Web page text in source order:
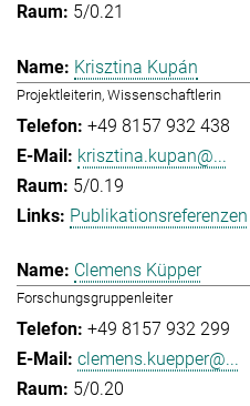
5/0.21
Krisztina Kupán
Projektleiterin, Wissenschaftlerin
+49 8157 932 438
krisztina.kupan@...
5/0.19
Publikationsreferenzen
Clemens Küpper
Forschungsgruppenleiter
+49 8157 932 299
clemens.kuepper@...
5/0.20